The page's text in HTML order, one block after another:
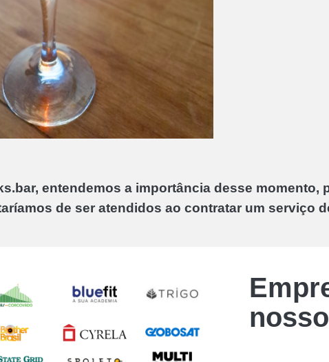
entendemos a importância desse
de ser atendidos ao contratar um serviço